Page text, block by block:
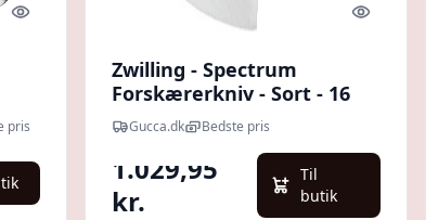
Quick look
pris
Quick look
Zwilling - Spectrum
Forskærerkniv - Sort - 16
CmGucca.dk Bedste pris
1.029,95
kr.
Til
butik